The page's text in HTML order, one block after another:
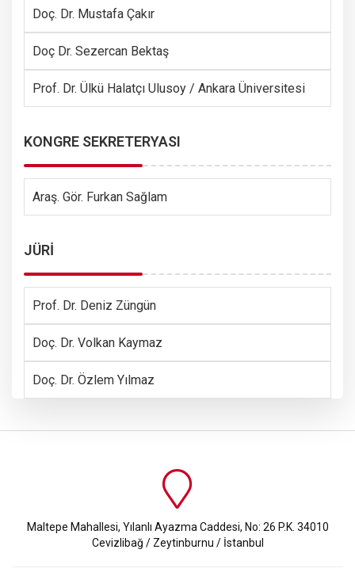
Doç. Dr. Mustafa Çakır
Doç Dr. Sezercan Bektaş
Prof. Dr. Ülkü Halatçı Ulusoy / Ankara Üniversitesi
KONGRE SEKRETERYASI
Araş. Gör. Furkan Sağlam
JÜRİ
Prof. Dr. Deniz Züngün
Doç. Dr. Volkan Kaymaz
Doç. Dr. Özlem Yılmaz
Maltepe Mahallesi, Yılanlı Ayazma Caddesi, No: 26 P.K. 34010
Cevizlibağ / Zeytinburnu / İstanbul